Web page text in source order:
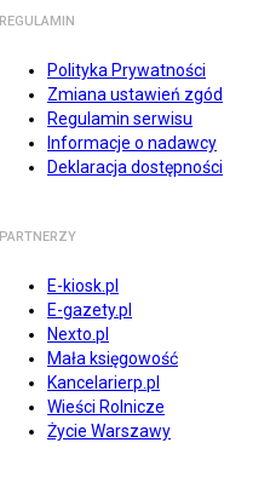
REGULAMIN
Polityka Prywatności
Zmiana ustawień zgód
Regulamin serwisu
Informacje o nadawcy
Deklaracja dostępności
PARTNERZY
E-kiosk.pl
E-gazety.pl
Nexto.pl
Mała księgowość
Kancelarierp.pl
Wieści Rolnicze
Życie Warszawy